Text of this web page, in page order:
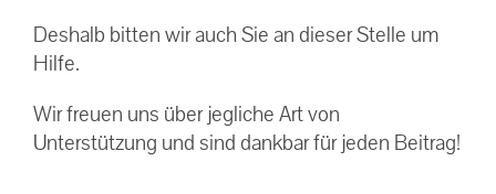
Deshalb bitten wir auch Sie an dieser Stelle um
Hilfe.
Wir freuen uns über jegliche Art von
Unterstützung und sind dankbar für jeden Beitrag!